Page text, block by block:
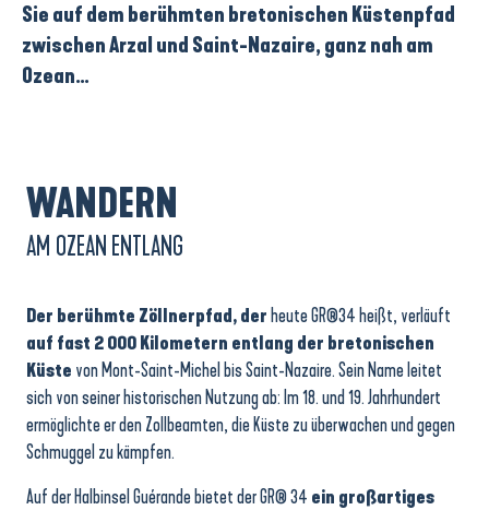
Sie auf dem berühmten bretonischen Küstenpfad
zwischen Arzal und Saint-Nazaire, ganz nah am
Ozean…
WANDERN
AM OZEAN ENTLANG
Der berühmte Zöllnerpfad, der heute GR®34 heißt, verläuft
auf fast 2 000 Kilometern entlang der bretonischen
Küste von Mont-Saint-Michel bis Saint-Nazaire. Sein Name leitet
sich von seiner historischen Nutzung ab: Im 18. und 19. Jahrhundert
ermöglichte er den Zollbeamten, die Küste zu überwachen und gegen
Schmuggel zu kämpfen.
Auf der Halbinsel Guérande bietet der GR® 34 ein großartiges